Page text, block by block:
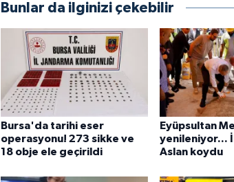
Bunlar da ilginizi çekebilir
Bursa'da tarihi eser
operasyonu! 273 sikke ve
18 obje ele geçirildi
Eyüpsultan
yenileniyor...
Aslan koydu